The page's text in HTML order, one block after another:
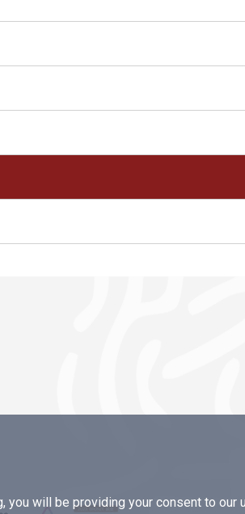
will be providing your consent to our